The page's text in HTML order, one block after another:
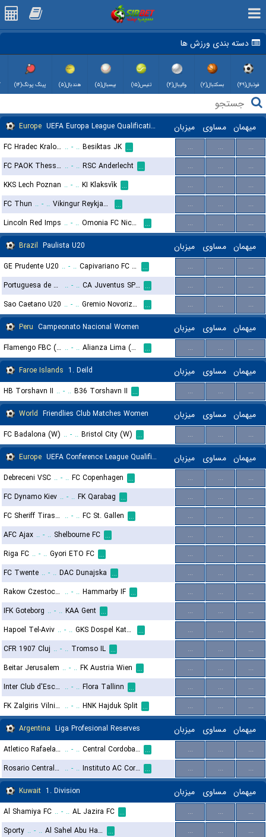
دسته بندی ورزش ها
فوتبال(۴۹) بسکتبال(۲) والیبال(۴) تنیس(۱۵) بیسبال(۵) هندبال(۵) پینگ پونگ(۱۴)
Europe UEFA Europa League Qualification میزبان مساوی میهمان
FC Hradec Kralove .. - .. Besiktas JK ... ... ...
...
FC PAOK Thessaloniki .. - .. RSC Anderlecht ... ... ...
...
KKS Lech Poznan .. - .. KI Klaksvík ... ... ...
...
FC Thun .. - .. Vikingur Reykjavik ... ... ...
...
Lincoln Red Imps .. - .. Omonia FC Nicosia ... ... ...
...
Brazil Paulista U20 میزبان مساوی میهمان
GE Prudente U20 .. - .. Capivariano FC U20 ... ... ...
...
Portuguesa de Desportos U20
.. - .. CA Juventus SP U20 ... ... ...
...
Sao Caetano U20 .. - .. Gremio Novorizontino U20 ... ... ...
...
Peru Campeonato Nacional Women میزبان مساوی میهمان
Flamengo FBC (W) .. - .. Alianza Lima (W) ... ... ...
...
Faroe Islands 1. Deild میزبان مساوی میهمان
HB Torshavn II .. - .. B36 Torshavn II ... ... ...
...
World Friendlies Club Matches Women میزبان مساوی میهمان
FC Badalona (W) .. - .. Bristol City (W) ... ... ...
...
Europe UEFA Conference League Qualification میزبان مساوی میهمان
Debreceni VSC .. - .. FC Copenhagen ... ... ...
...
FC Dynamo Kiev .. - .. FK Qarabag ... ... ...
...
FC Sheriff Tiraspol .. - .. FC St. Gallen ... ... ...
...
AFC Ajax .. - .. Shelbourne FC ... ... ...
...
Riga FC .. - .. Gyori ETO FC ... ... ...
...
FC Twente .. - .. DAC Dunajska ... ... ...
...
Rakow Czestochowa .. - .. Hammarby IF ... ... ...
...
IFK Goteborg .. - .. KAA Gent ... ... ...
...
Hapoel Tel-Aviv .. - .. GKS Dospel Katowice ... ... ...
...
CFR 1907 Cluj .. - .. Tromso IL ... ... ...
...
Beitar Jerusalem .. - .. FK Austria Wien ... ... ...
...
Inter Club d'Escaldes .. - .. Flora Tallinn ... ... ...
...
FK Zalgiris Vilnius .. - .. HNK Hajduk Split ... ... ...
...
Argentina Liga Profesional Reserves میزبان مساوی میهمان
Atletico Rafaela Reserves .. - .. Central Cordoba Reserves ... ... ...
...
Rosario Central Reserves .. - .. Instituto AC Cordoba Reserves ... ... ...
...
Kuwait 1. Division میزبان مساوی میهمان
Al Shamiya FC .. - .. AL Jazira FC ... ... ...
...
Sporty .. - .. Al Sahel Abu Halifa ... ... ...
...